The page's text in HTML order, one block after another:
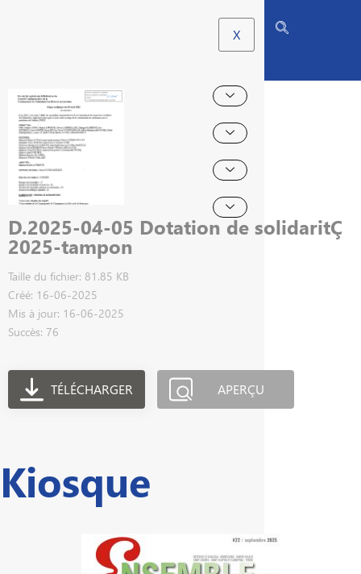
X
D.2025-04-05 Dotation de solidaritÇ
2025-tampon
Taille du fichier: 81.85 KB
Créé: 16-06-2025
Mis à jour: 16-06-2025
Succès: 76
TÉLÉCHARGER APERÇU
Kiosque